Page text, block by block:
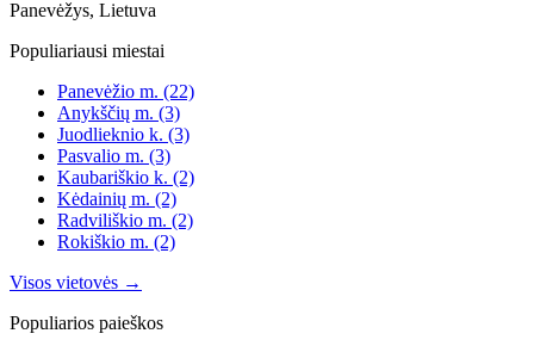
Panevėžys, Lietuva
Populiariausi miestai
Panevėžio m. (22)
Anykščių m. (3)
Juodlieknio k. (3)
Pasvalio m. (3)
Kaubariškio k. (2)
Kėdainių m. (2)
Radviliškio m. (2)
Rokiškio m. (2)
Visos vietovės →
Populiarios paieškos